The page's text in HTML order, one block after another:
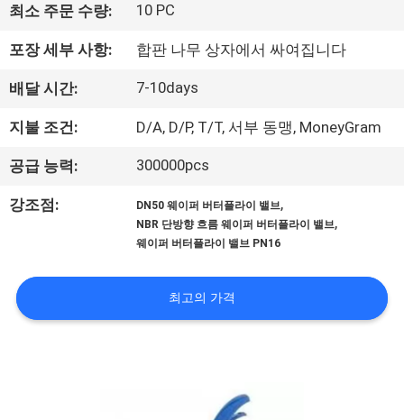
공
장
여
품
최소 주문 수량: 10 PC
포장 세부 사항: 합판 나무 상자에서 싸여집니다
배달 시간: 7-10days
지불 조건: D/A, D/P, T/T, 서부 동맹, MoneyGram
공급 능력: 300000pcs
강조점: DN50 웨이퍼 버터플라이 밸브,
NBR 단방향 흐름 웨이퍼 버터플라이 밸브,
웨이퍼 버터플라이 밸브 PN16
최고의 가격